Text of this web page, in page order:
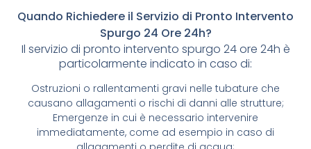
Quando Richiedere il Servizio di Pronto Intervento
Spurgo 24 Ore 24h?
Il servizio di pronto intervento spurgo 24 ore 24h è
particolarmente indicato in caso di:
Ostruzioni o rallentamenti gravi nelle tubature che
causano allagamenti o rischi di danni alle strutture;
Emergenze in cui è necessario intervenire
immediatamente, come ad esempio in caso di